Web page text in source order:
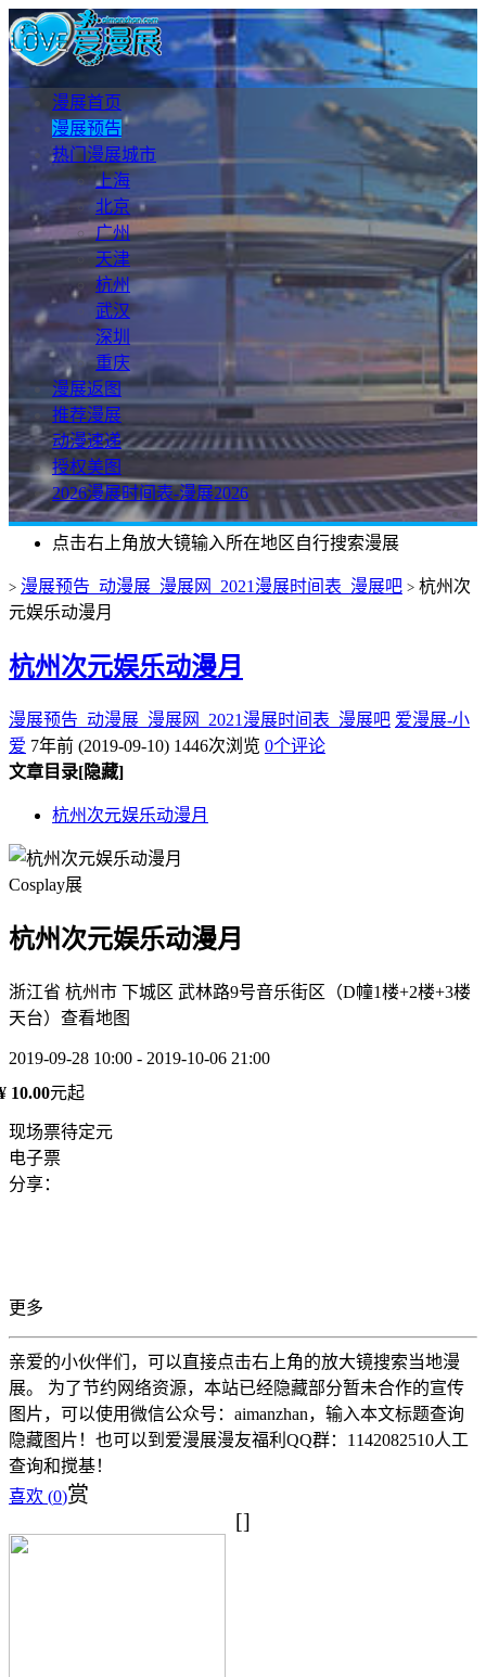
漫展首页
漫展预告
热门漫展城市
上海
北京
广州
天津
杭州
武汉
深圳
重庆
漫展返图
推荐漫展
动漫速递
授权美图
2026漫展时间表-漫展2026
点击右上角放大镜输入所在地区自行搜索漫展
> 漫展预告_动漫展_漫展网_2021漫展时间表_漫展吧 > 杭州次
元娱乐动漫月
杭州次元娱乐动漫月
漫展预告_动漫展_漫展网_2021漫展时间表_漫展吧 爱漫展-小
爱 7年前 (2019-09-10) 1446次浏览 0个评论
文章目录[隐藏]
杭州次元娱乐动漫月
Cosplay展
杭州次元娱乐动漫月
浙江省 杭州市 下城区 武林路9号音乐街区（D幢1楼+2楼+3楼
天台） 查看地图
2019-09-28 10:00 - 2019-10-06 21:00
10.00元起
现场票待定元
电子票
分享：
更多
亲爱的小伙伴们，可以直接点击右上角的放大镜搜索当地漫
展。 为了节约网络资源，本站已经隐藏部分暂未合作的宣传
图片，可以使用微信公众号：aimanzhan，输入本文标题查询
隐藏图片！也可以到爱漫展漫友福利QQ群：1142082510人工
查询和搅基！
喜欢 (0)赏
[]